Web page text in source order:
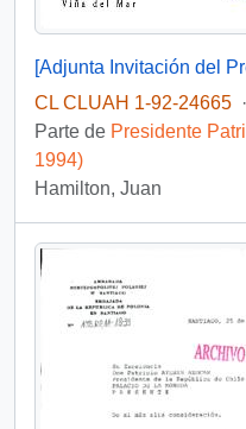
CL CLUAH 1-92-24665 ·
Parte de Presidente
1994)
Hamilton, Juan